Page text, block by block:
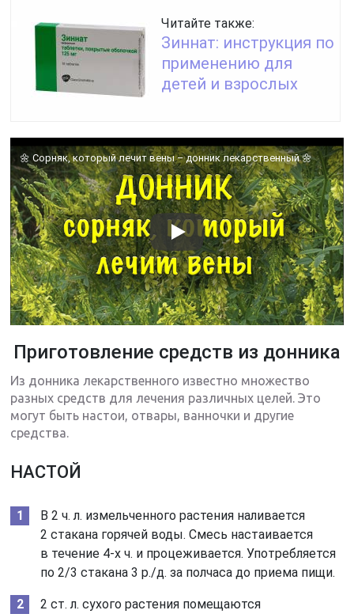
Читайте также:
Зиннат: инструкция по
применению для
детей и взрослых
🌼 Сорняк, который лечит вены – донник лекарственный 🌼
Приготовление средств из донника
Из донника лекарственного известно множество
разных средств для лечения различных целей. Это
могут быть настои, отвары, ванночки и другие
средства.
НАСТОЙ
В 2 ч. л. измельченного растения наливается
2 стакана горячей воды. Смесь настаивается
в течение 4-х ч. и процеживается. Употребляется
по 2/3 стакана 3 р./д. за полчаса до приема пищи.
2 ст. л. сухого растения помещаются